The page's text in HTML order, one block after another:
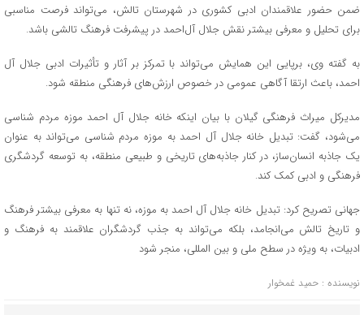
ضمن حضور علاقمندان ادبی کشوری در شهرستان تالش، می‌تواند فرصت مناسبی
برای تحلیل و معرفی بیشتر نقش جلال آل‌احمد در پیشرفت فرهنگ تالشی باشد.
به گفته وی، برپایی این همایش می‌تواند با تمرکز بر آثار و تأثیرات ادبی جلال آل
احمد، باعث ارتقا آگاهی عمومی در خصوص ارزش‌های فرهنگی منطقه شود.
مدیرکل میراث فرهنگی گیلان با بیان اینکه خانه جلال آل احمد موزه مردم شناسی
می‌شود، گفت: تبدیل خانه جلال آل احمد به موزه مردم شناسی می‌تواند به عنوان
یک جاذبه انسان‌ساز، در کنار جاذبه‌های تاریخی و طبیعی منطقه، به توسعه گردشگری
فرهنگی و ادبی کمک کند.
جهانی تصریح کرد: تبدیل خانه جلال آل احمد به موزه، نه تنها به معرفی بیشتر فرهنگ
و تاریخ تالش می‌انجامد، بلکه می‌تواند به جذب گردشگران علاقمند به فرهنگ و
ادبیات، به ویژه در سطح ملی و بین المللی، منجر شود
نویسنده : حمید غمخوار